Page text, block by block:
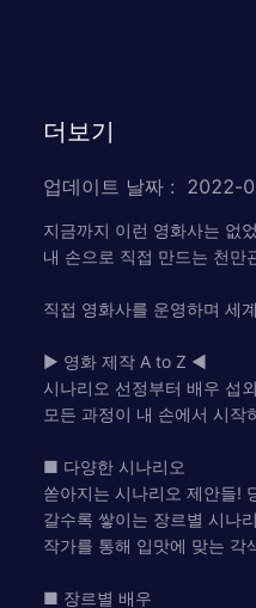
더보기
업데이트 날짜 : 2022-
지금까지 이런 영화사는 없
내 손으로 직접 만드는 천만
직접 영화사를 운영하며 세
▶ 영화 제작 A to Z ◀
시나리오 선정부터 배우 섭
모든 과정이 내 손에서 시작
■ 다양한 시나리오
쏟아지는 시나리오 제안들!
갈수록 쌓이는 장르별 시나
작가를 통해 입맛에 맞는 각
■ 장르별 배우